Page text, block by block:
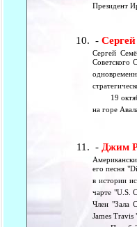
Президент
-
Сергей
Советского
19
на горе
- Джим
его песня
в истории
чарте "U.S.
Член "Зала
James